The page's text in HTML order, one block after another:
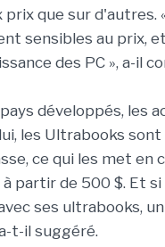
que sur d'autres.
sensibles au prix,
des PC », a-il
développés, les
les Ultrabooks
ce qui les met en
partir de 500 $. Et
ses ultrabooks,
t-il suggéré.